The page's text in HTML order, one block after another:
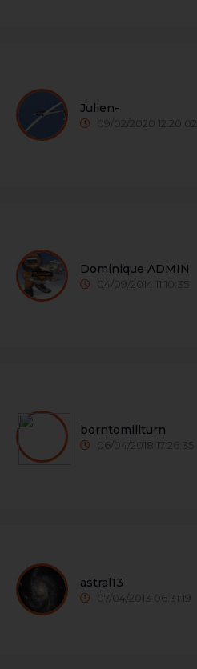
Julien-
09/02/2020 12:20:02
Dominique ADMIN
04/09/2014 11:10:35
borntomillturn
06/04/2018 17:26:35
astral13
07/04/2013 06:31:19